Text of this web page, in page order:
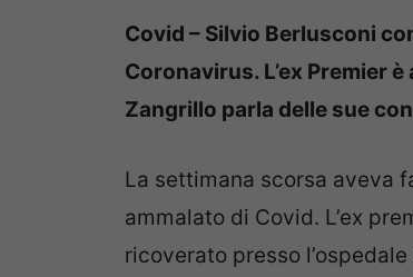
Covid – Silvio Berlusconi
Coronavirus. L’ex Premier
Zangrillo parla delle sue
La settimana scorsa aveva
ammalato di Covid. L’ex
ricoverato presso